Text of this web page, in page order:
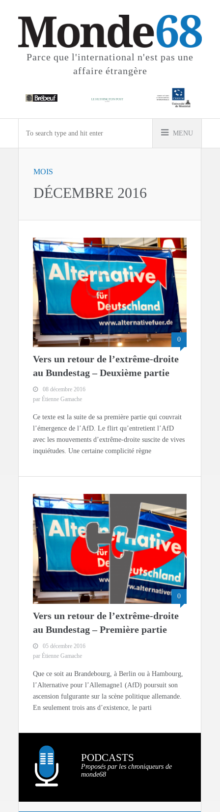
Parce que l'international n'est pas une
affaire étrangère
MENU
MOIS
DÉCEMBRE 2016
0
Vers un retour de l’extrême-droite
au Bundestag – Deuxième partie
08 décembre 2016
par Étienne Gamache
Ce texte est la suite de sa première partie qui couvrait
l’émergence de l’AfD. Le flirt qu’entretient l’AfD
avec les mouvements d’extrême-droite suscite de vives
inquiétudes. Une certaine complicité règne
0
Vers un retour de l’extrême-droite
au Bundestag – Première partie
05 décembre 2016
par Étienne Gamache
Que ce soit au Brandebourg, à Berlin ou à Hambourg,
l’Alternative pour l’Allemagne1 (AfD) poursuit son
ascension fulgurante sur la scène politique allemande.
En seulement trois ans d’existence, le parti
PODCASTS
Proposés par les chroniqueurs de
monde68